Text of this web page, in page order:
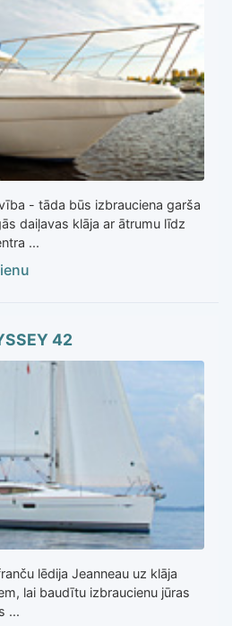
- tāda būs izbrauciena garša
daiļavas klāja ar ātrumu līdz
...
42
lēdija Jeanneau uz klāja
lai baudītu izbraucienu jūras
...